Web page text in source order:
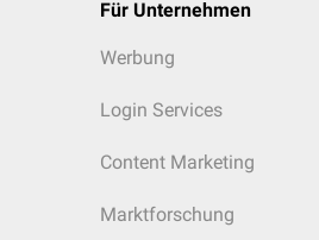
Für Unternehmen
Werbung
Login Services
Content Marketing
Marktforschung